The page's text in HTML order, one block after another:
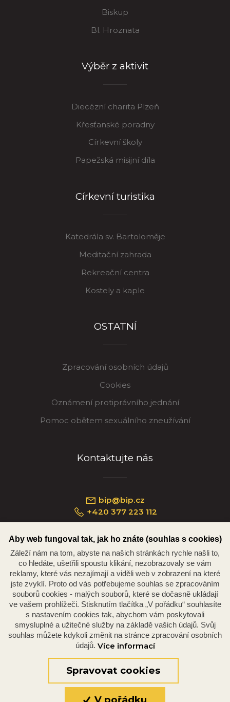
Biskup
Bl. Hroznata
Výběr z aktivit
Diecézní charita Plzeň
Křesťanské poradny
Církevní školy
Papežská misijní díla
Církevní turistika
Katedrála sv. Bartoloměje
Meditační zahrada
Rekreační centra
Kostely a kaple
OSTATNÍ
Zpracování osobních údajů
Cookies
Oznámení protiprávního jednání
Pomoc obětem sexuálního zneužívání
Kontaktujte nás
bip@bip.cz
+420 377 223 112
Náměstí Republiky 234/35, 301 00 Plzeň
© 2026 Oficiální stránky Plzeňské diecéze
Aby web fungoval tak, jak ho znáte (souhlas s cookies)
Záleží nám na tom, abyste na našich stránkách rychle našli to,
co hledáte, ušetřili spoustu klikání, nezobrazovaly se vám
reklamy, které vás nezajímají a viděli web v zobrazení na které
jste zvyklí. Proto od vás potřebujeme souhlas se zpracováním
souborů cookies - malých souborů, které se dočasně ukládají
ve vašem prohlížeči. Stisknutím tlačítka „V pořádku“ souhlasíte
s nastavením cookies tak, abychom vám poskytovali
smysluplné a užitečné služby na základě vašich údajů. Svůj
souhlas můžete kdykoli změnit na stránce zpracování osobních
údajů. Více informací
Spravovat cookies
V pořádku